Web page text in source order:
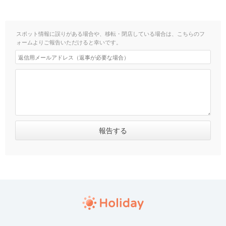
スポット情報に誤りがある場合や、移転・閉店している場合は、こちらのフ
ォームよりご報告いただけると幸いです。